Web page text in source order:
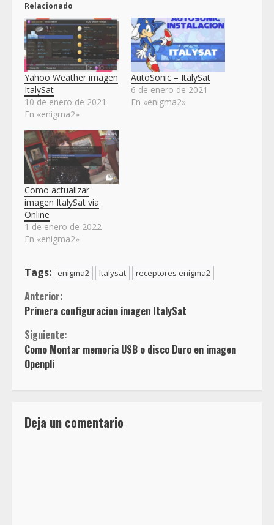
Relacionado
Yahoo Weather imagen
ItalySat
10 de enero de 2021
En «enigma2»
AutoSonic – ItalySat
6 de enero de 2021
En «enigma2»
Como actualizar
imagen ItalySat via
Online
1 de enero de 2022
En «enigma2»
Tags: enigma2 Italysat receptores enigma2
Sigue
leyendo
Anterior:
Primera configuracion imagen ItalySat
Siguiente:
Como Montar memoria USB o disco Duro en imagen
Openpli
Deja un comentario